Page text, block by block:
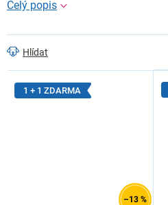
Hlídat
1 + 1 ZDARMA
–13 %